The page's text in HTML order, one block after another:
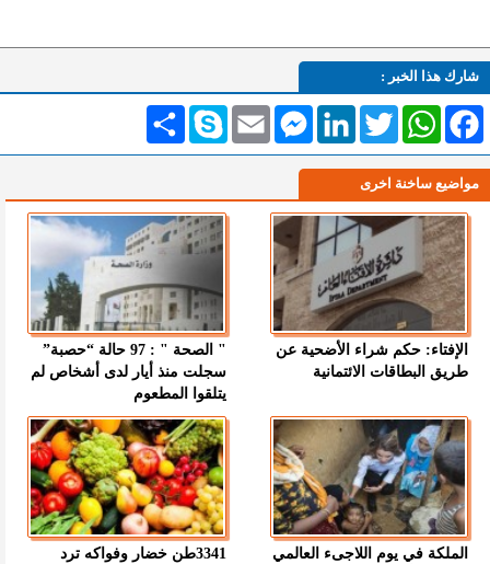
شارك هذا الخبر :
انشر Skype Email
MessengerLinkedInTwitterWhatsAppFacebook
مواضيع ساخنة اخرى
الإفتاء: حكم شراء الأضحية عن
طريق البطاقات الائتمانية
" الصحة " : 97 حالة “حصبة”
سجلت منذ أيار لدى أشخاص لم
يتلقوا المطعوم
الملكة في يوم اللاجىء العالمي
3341طن خضار وفواكه ترد